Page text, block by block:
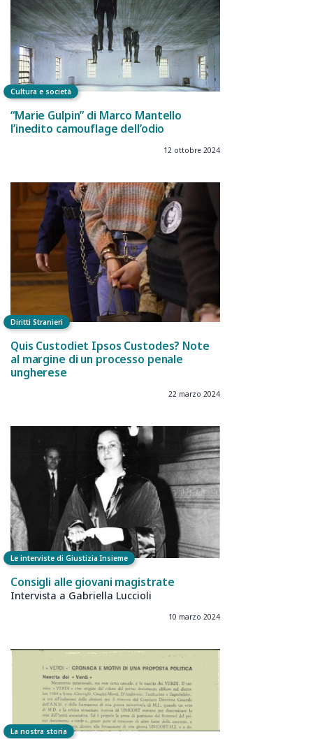
Cultura e società
“Marie Gulpin” di Marco Mantello
l’inedito camouflage dell’odio
12 ottobre 2024
Diritti Stranieri
Quis Custodiet Ipsos Custodes? Note
al margine di un processo penale
ungherese
22 marzo 2024
Le interviste di Giustizia Insieme
Consigli alle giovani magistrate
Intervista a Gabriella Luccioli
10 marzo 2024
La nostra storia